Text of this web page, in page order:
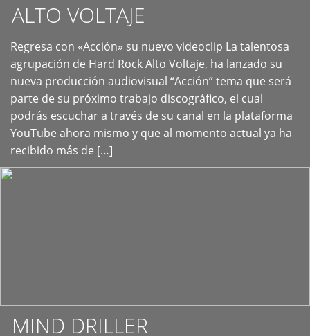
ALTO VOLTAJE
Regresa con «Acción» su nuevo videoclip La talentosa
agrupación de Hard Rock Alto Voltaje, ha lanzado su
nueva producción audiovisual “Acción” tema que será
parte de su próximo trabajo discográfico, el cual
podrás escuchar a través de su canal en la plataforma
YouTube ahora mismo y que al momento actual ya ha
recibido más de […]
+
MIND DRILLER